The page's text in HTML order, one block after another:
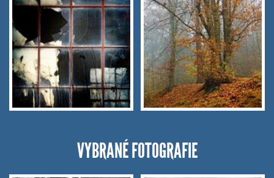
VYBRANÉ FOTOGRAFIE